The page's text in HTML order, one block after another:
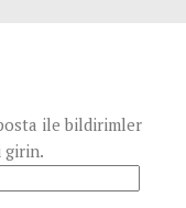
ile bildirimler
girin.